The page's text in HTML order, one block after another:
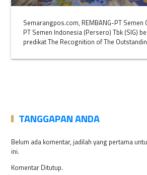
Semarangpos.com, REMBANG-PT Semen
PT Semen Indonesia (Persero) Tbk (SIG)
predikat The Recognition of The
TANGGAPAN ANDA
Belum ada komentar, jadilah yang pertama
ini.
Komentar Ditutup.